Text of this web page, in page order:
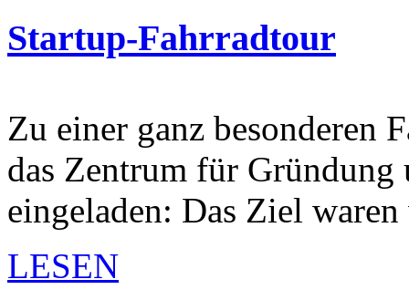
Startup-Fahrradtour
Zu einer ganz besonderen
das Zentrum für
eingeladen: Das Ziel
LESEN